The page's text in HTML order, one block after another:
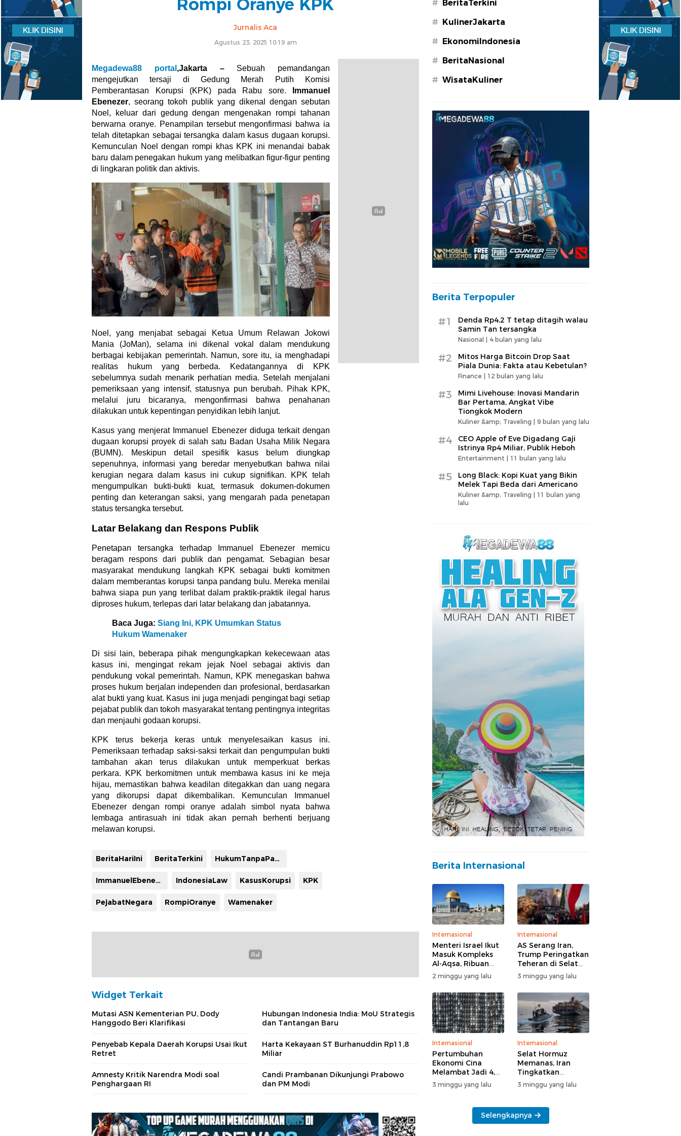
Rompi Oranye KPK
Jurnalis Aca
Agustus 23, 2025 10:19 am
Megadewa88 portal ,Jakarta – Sebuah pemandangan
mengejutkan tersaji di Gedung Merah Putih Komisi
Pemberantasan Korupsi (KPK) pada Rabu sore.
Immanuel
Ebenezer, seorang tokoh publik yang dikenal dengan sebutan
Noel, keluar dari gedung dengan mengenakan rompi tahanan
berwarna oranye. Penampilan tersebut mengonfirmasi bahwa ia
telah ditetapkan sebagai tersangka dalam kasus dugaan korupsi.
Kemunculan Noel dengan rompi khas KPK ini menandai babak
baru dalam penegakan hukum yang melibatkan figur-figur penting
di lingkaran politik dan aktivis.
Noel, yang menjabat sebagai Ketua Umum Relawan Jokowi
Mania (JoMan), selama ini dikenal vokal dalam mendukung
berbagai kebijakan pemerintah. Namun, sore itu, ia menghadapi
realitas hukum yang berbeda. Kedatangannya di KPK
sebelumnya sudah menarik perhatian media. Setelah menjalani
pemeriksaan yang intensif, statusnya pun berubah. Pihak KPK,
melalui juru bicaranya, mengonfirmasi bahwa penahanan
dilakukan untuk kepentingan penyidikan lebih lanjut.
Kasus yang menjerat Immanuel Ebenezer diduga terkait dengan
dugaan korupsi proyek di salah satu Badan Usaha Milik Negara
(BUMN). Meskipun detail spesifik kasus belum diungkap
sepenuhnya, informasi yang beredar menyebutkan bahwa nilai
kerugian negara dalam kasus ini cukup signifikan. KPK telah
mengumpulkan bukti-bukti kuat, termasuk dokumen-dokumen
penting dan keterangan saksi, yang mengarah pada penetapan
status tersangka tersebut.
Latar Belakang dan Respons Publik
Penetapan tersangka terhadap Immanuel Ebenezer memicu
beragam respons dari publik dan pengamat. Sebagian besar
masyarakat mendukung langkah KPK sebagai bukti komitmen
dalam memberantas korupsi tanpa pandang bulu. Mereka menilai
bahwa siapa pun yang terlibat dalam praktik-praktik ilegal harus
diproses hukum, terlepas dari latar belakang dan jabatannya.
Baca Juga: Siang Ini, KPK Umumkan Status
Hukum Wamenaker
Di sisi lain, beberapa pihak mengungkapkan kekecewaan atas
kasus ini, mengingat rekam jejak Noel sebagai aktivis dan
pendukung vokal pemerintah. Namun, KPK menegaskan bahwa
proses hukum berjalan independen dan profesional, berdasarkan
alat bukti yang kuat. Kasus ini juga menjadi pengingat bagi setiap
pejabat publik dan tokoh masyarakat tentang pentingnya integritas
dan menjauhi godaan korupsi.
KPK terus bekerja keras untuk menyelesaikan kasus ini.
Pemeriksaan terhadap saksi-saksi terkait dan pengumpulan bukti
tambahan akan terus dilakukan untuk memperkuat berkas
perkara. KPK berkomitmen untuk membawa kasus ini ke meja
hijau, memastikan bahwa keadilan ditegakkan dan uang negara
yang dikorupsi dapat dikembalikan. Kemunculan Immanuel
Ebenezer dengan rompi oranye adalah simbol nyata bahwa
lembaga antirasuah ini tidak akan pernah berhenti berjuang
melawan korupsi.
BeritaHariIni BeritaTerkini HukumTanpaPandangan
ImmanuelEbenezer IndonesiaLaw KasusKorupsi KPK
PejabatNegara RompiOranye Wamenaker
Widget Terkait
Mutasi ASN Kementerian PU, Dody
Hanggodo Beri Klarifikasi
Hubungan Indonesia India: MoU Strategis
dan Tantangan Baru
Penyebab Kepala Daerah Korupsi Usai Ikut
Retret
Harta Kekayaan ST Burhanuddin Rp11,8
Miliar
Amnesty Kritik Narendra Modi soal
Penghargaan RI
Candi Prambanan Dikunjungi Prabowo
dan PM Modi
# BeritaTerkini
# KulinerJakarta
# EkonomiIndonesia
# BeritaNasional
# WisataKuliner
Berita Terpopuler
#1
Denda Rp4,2 T tetap ditagih walau
Samin Tan tersangka
Nasional | 4 bulan yang lalu
#2
Mitos Harga Bitcoin Drop Saat
Piala Dunia: Fakta atau Kebetulan?
Finance | 12 bulan yang lalu
#3
Mimi Livehouse: Inovasi Mandarin
Bar Pertama, Angkat Vibe
Tiongkok Modern
Kuliner &amp; Traveling | 9 bulan yang lalu
#4
CEO Apple of Eve Digadang Gaji
Istrinya Rp4 Miliar, Publik Heboh
Entertainment | 11 bulan yang lalu
#5
Long Black: Kopi Kuat yang Bikin
Melek Tapi Beda dari Americano
Kuliner &amp; Traveling | 11 bulan yang
lalu
Berita Internasional
Internasional
Menteri Israel Ikut
Masuk Kompleks
Al-Aqsa, Ribuan
Massa Yahudi Gelar
Ritual di Tengah
Pengamanan Polisi
2 minggu yang lalu
Internasional
AS Serang Iran,
Trump Peringatkan
Teheran di Selat
Hormuz
3 minggu yang lalu
Internasional
Pertumbuhan
Ekonomi Cina
Melambat Jadi 4,3
Persen
3 minggu yang lalu
Internasional
Selat Hormuz
Memanas, Iran
Tingkatkan
Tekanan ke AS
3 minggu yang lalu
Selengkapnya